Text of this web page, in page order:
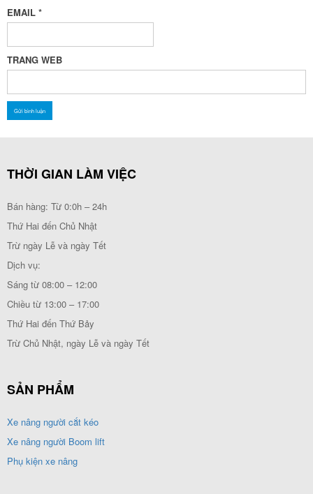
EMAIL *
TRANG WEB
THỜI GIAN LÀM VIỆC
Bán hàng: Từ 0:0h – 24h
Thứ Hai đến Chủ Nhật
Trừ ngày Lễ và ngày Tết
Dịch vụ:
Sáng từ 08:00 – 12:00
Chiều từ 13:00 – 17:00
Thứ Hai đến Thứ Bảy
Trừ Chủ Nhật, ngày Lễ và ngày Tết
SẢN PHẨM
Xe nâng người cắt kéo
Xe nâng người Boom lift
Phụ kiện xe nâng